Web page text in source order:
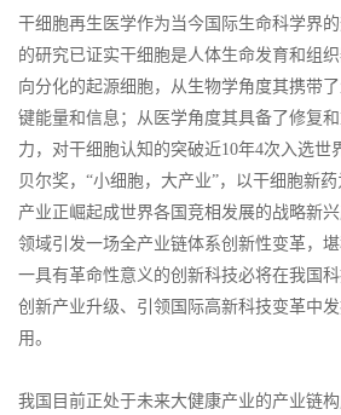
干细胞再生医学作为当今国际生命科学界
的研究已证实干细胞是人体生命发育和组
向分化的起源细胞，从生物学角度其携带
键能量和信息；从医学角度其具备了修复
力，对干细胞认知的突破近10年4次入选世
贝尔奖，“小细胞，大产业”，以干细胞新
产业正崛起成世界各国竞相发展的战略新
领域引发一场全产业链体系创新性变革，
一具有革命性意义的创新科技必将在我国
创新产业升级、引领国际高新科技变革中
用。
我国目前正处于未来大健康产业的产业链